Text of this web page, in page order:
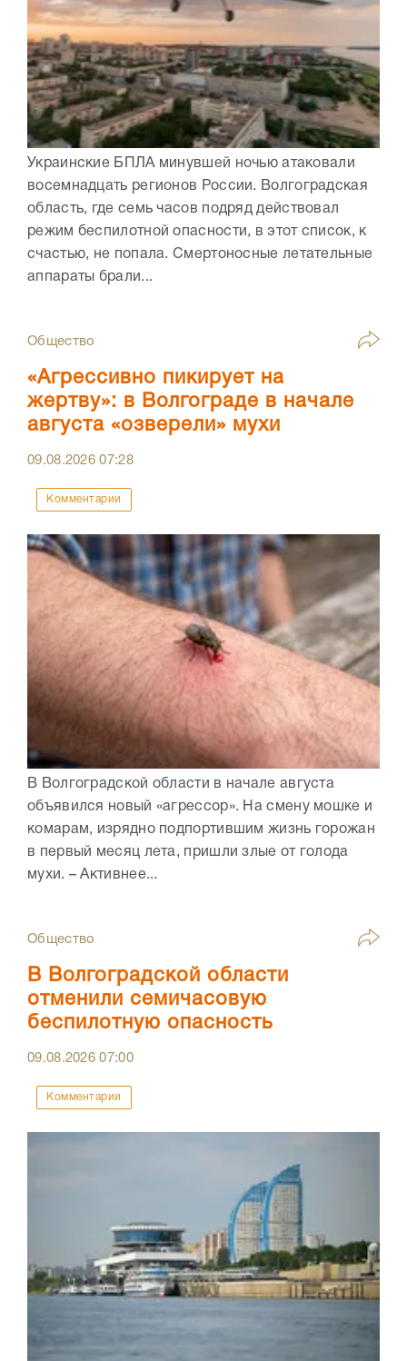
Украинские БПЛА минувшей ночью атаковали
восемнадцать регионов России. Волгоградская
область, где семь часов подряд действовал
режим беспилотной опасности, в этот список, к
счастью, не попала. Смертоносные летательные
аппараты брали...
Общество
«Агрессивно пикирует на
жертву»: в Волгограде в начале
августа «озверели» мухи
09.08.202607:28
Комментарии
В Волгоградской области в начале августа
объявился новый «агрессор». На смену мошке и
комарам, изрядно подпортившим жизнь горожан
в первый месяц лета, пришли злые от голода
мухи. – Активнее...
Общество
В Волгоградской области
отменили семичасовую
беспилотную опасность
09.08.202607:00
Комментарии